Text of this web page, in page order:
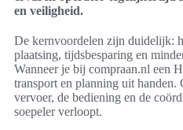
en veiligheid.
De kernvoordelen zijn duidelijk:
plaatsing, tijdsbesparing en
Wanneer je bij compraan.nl een
transport en planning uit handen.
vervoer, de bediening en de
soepeler verloopt.